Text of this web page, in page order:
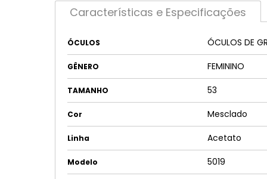
Características e Especificações
ÓCULOS ÓCULOS DE
GÊNERO FEMININO
TAMANHO 53
Cor Mesclado
Linha Acetato
Modelo 5019